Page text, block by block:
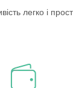
легко і